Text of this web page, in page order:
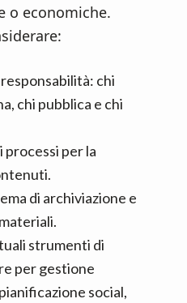
o economiche.
chi
chi pubblica e chi
processi per la
di archiviazione e
strumenti di
per gestione
social,